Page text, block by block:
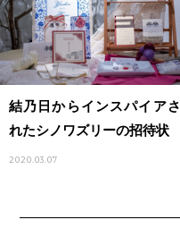
結乃日からインスパイアさ
れたシノワズリーの招待状
2020.03.07